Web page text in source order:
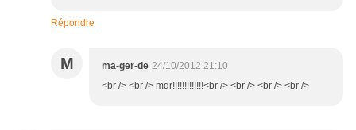
Répondre
M ma-ger-de 24/10/2012 21:10
<br /> <br /> mdr!!!!!!!!!!!!!<br /> <br /> <br /> <br />